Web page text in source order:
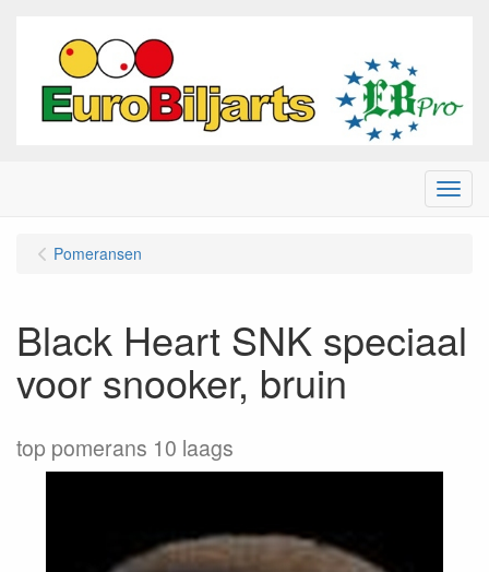
Menu
Pomeransen
Black Heart SNK speciaal
voor snooker, bruin
top pomerans 10 laags